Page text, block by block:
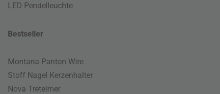
LED Pendelleuchte
Bestseller
Montana Panton Wire
Stoff Nagel Kerzenhalter
Nova Treteimer